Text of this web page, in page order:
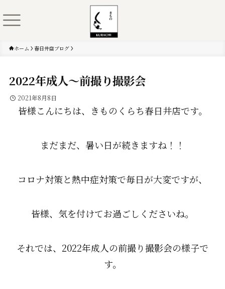
ホーム 春日井店ブログ
2022年成人～前撮り撮影会
2021年8月8日
皆様こんにちは、きものくらち春日井店です。
まだまだ、暑い日が続きますね！！
コロナ対策と熱中症対策で毎日が大変ですが、
皆様、気を付けてお過ごしくださいね。
それでは、2022年成人の前撮り撮影会の様子で
す。